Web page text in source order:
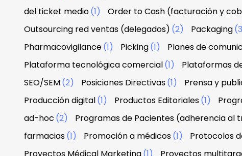
del ticket medio(1) Order to Cash (facturación y
Outsourcing red ventas (delegados) (2) Packaging
Pharmacovigilance(1) Picking(1) Planes de
Plataforma tecnológica comercial(1) Plataformas
SEO/SEM(2) Posiciones Directivas(1) Prensa y
Producción digital(1) Productos Editoriales(1)
ad-hoc (2) Programas de Pacientes (adherencia al
farmacias(1) Promoción a médicos(1) Protocolos